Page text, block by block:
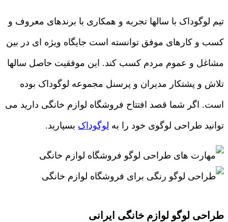
تیم لوگوداک با سالها تجربه و همکاری با برندهای معروف و
کسب و کارهای موفق توانسته است جایگاه ویژه ای در بین
مشاغل و عموم مردم کسب کند. این موفقیت حاصل سالها
تلاش و پشتکار مدیران و پرسنل مجموعه لوگوداک بوده
است. اگر شما قصد افتتاح فروشگاه لوازم خانگی دارید می
توانید طراحی لوگوی خود را به لوگوداک بسپارید.
طراحی لوگو لوازم خانگی ایرانی